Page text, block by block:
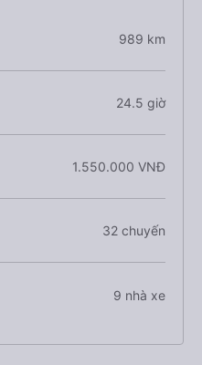
989 km
24.5 giờ
1.550.000 VNĐ
32 chuyến
9 nhà xe